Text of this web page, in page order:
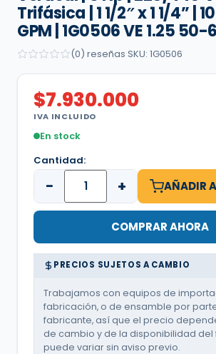
Trifásica | 1 1/2″ x 1 1/4” |
GPM | 1G0506 VE 1.25 50-6
(0) reseñas SKU: 1G0506
$7.930.000
IVA INCLUIDO
En stock
Cantidad:
− + AÑADIR
COMPRAR AHORA
PRECIOS SUJETOS A CAMBIO
Trabajamos con equipos de
fabricación, o de ensamble por
fabricante, así que el precio
de cambio y de la disponibilidad del
puede variar sin aviso previo.